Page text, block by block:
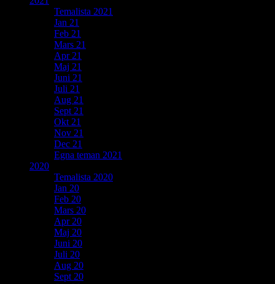
Temalista 2021
Jan 21
Feb 21
Mars 21
Apr 21
Maj 21
Juni 21
Juli 21
Aug 21
Sept 21
Okt 21
Nov 21
Dec 21
Egna teman 2021
2020
Temalista 2020
Jan 20
Feb 20
Mars 20
Apr 20
Maj 20
Juni 20
Juli 20
Aug 20
Sept 20